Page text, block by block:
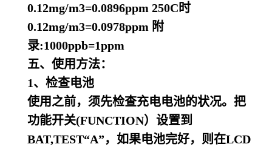
0.12mg/m3=0.0896ppm 250C时
0.12mg/m3=0.0978ppm 附
录:1000ppb=1ppm
五、使用方法：
1、检查电池
使用之前，须先检查充电电池的状况。把
功能开关(FUNCTION）设置到
BAT,TEST“A”，如果电池完好，则在LCD